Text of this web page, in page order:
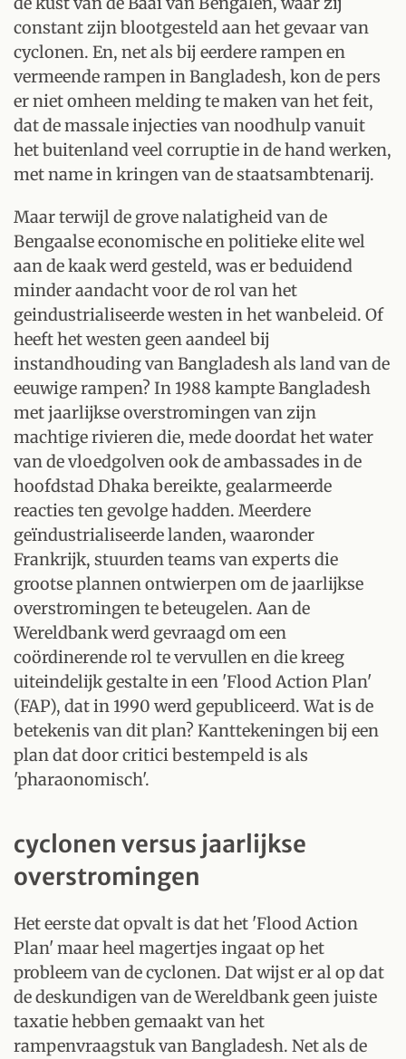
constant zijn blootgesteld aan het gevaar van
cyclonen. En, net als bij eerdere rampen en
vermeende rampen in Bangladesh, kon de pers
er niet omheen melding te maken van het feit,
dat de massale injecties van noodhulp vanuit
het buitenland veel corruptie in de hand werken,
met name in kringen van de staatsambtenarij.
Maar terwijl de grove nalatigheid van de
Bengaalse economische en politieke elite wel
aan de kaak werd gesteld, was er beduidend
minder aandacht voor de rol van het
geindustrialiseerde westen in het wanbeleid. Of
heeft het westen geen aandeel bij
instandhouding van Bangladesh als land van de
eeuwige rampen? In 1988 kampte Bangladesh
met jaarlijkse overstromingen van zijn
machtige rivieren die, mede doordat het water
van de vloedgolven ook de ambassades in de
hoofdstad Dhaka bereikte, gealarmeerde
reacties ten gevolge hadden. Meerdere
geïndustrialiseerde landen, waaronder
Frankrijk, stuurden teams van experts die
grootse plannen ontwierpen om de jaarlijkse
overstromingen te beteugelen. Aan de
Wereldbank werd gevraagd om een
coördinerende rol te vervullen en die kreeg
uiteindelijk gestalte in een 'Flood Action Plan'
(FAP), dat in 1990 werd gepubliceerd. Wat is de
betekenis van dit plan? Kanttekeningen bij een
plan dat door critici bestempeld is als
'pharaonomisch'.
cyclonen versus jaarlijkse
overstromingen
Het eerste dat opvalt is dat het 'Flood Action
Plan' maar heel magertjes ingaat op het
probleem van de cyclonen. Dat wijst er al op dat
de deskundigen van de Wereldbank geen juiste
taxatie hebben gemaakt van het
rampenvraagstuk van Bangladesh. Net als de